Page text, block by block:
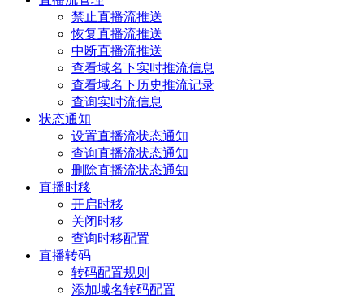
禁止直播流推送
恢复直播流推送
中断直播流推送
查看域名下实时推流信息
查看域名下历史推流记录
查询实时流信息
状态通知
设置直播流状态通知
查询直播流状态通知
删除直播流状态通知
直播时移
开启时移
关闭时移
查询时移配置
直播转码
转码配置规则
添加域名转码配置